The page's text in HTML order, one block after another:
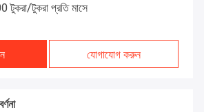
টুকরা/টুকরা প্রতি মাসে
যোগাযোগ করুন
বর্ণনা